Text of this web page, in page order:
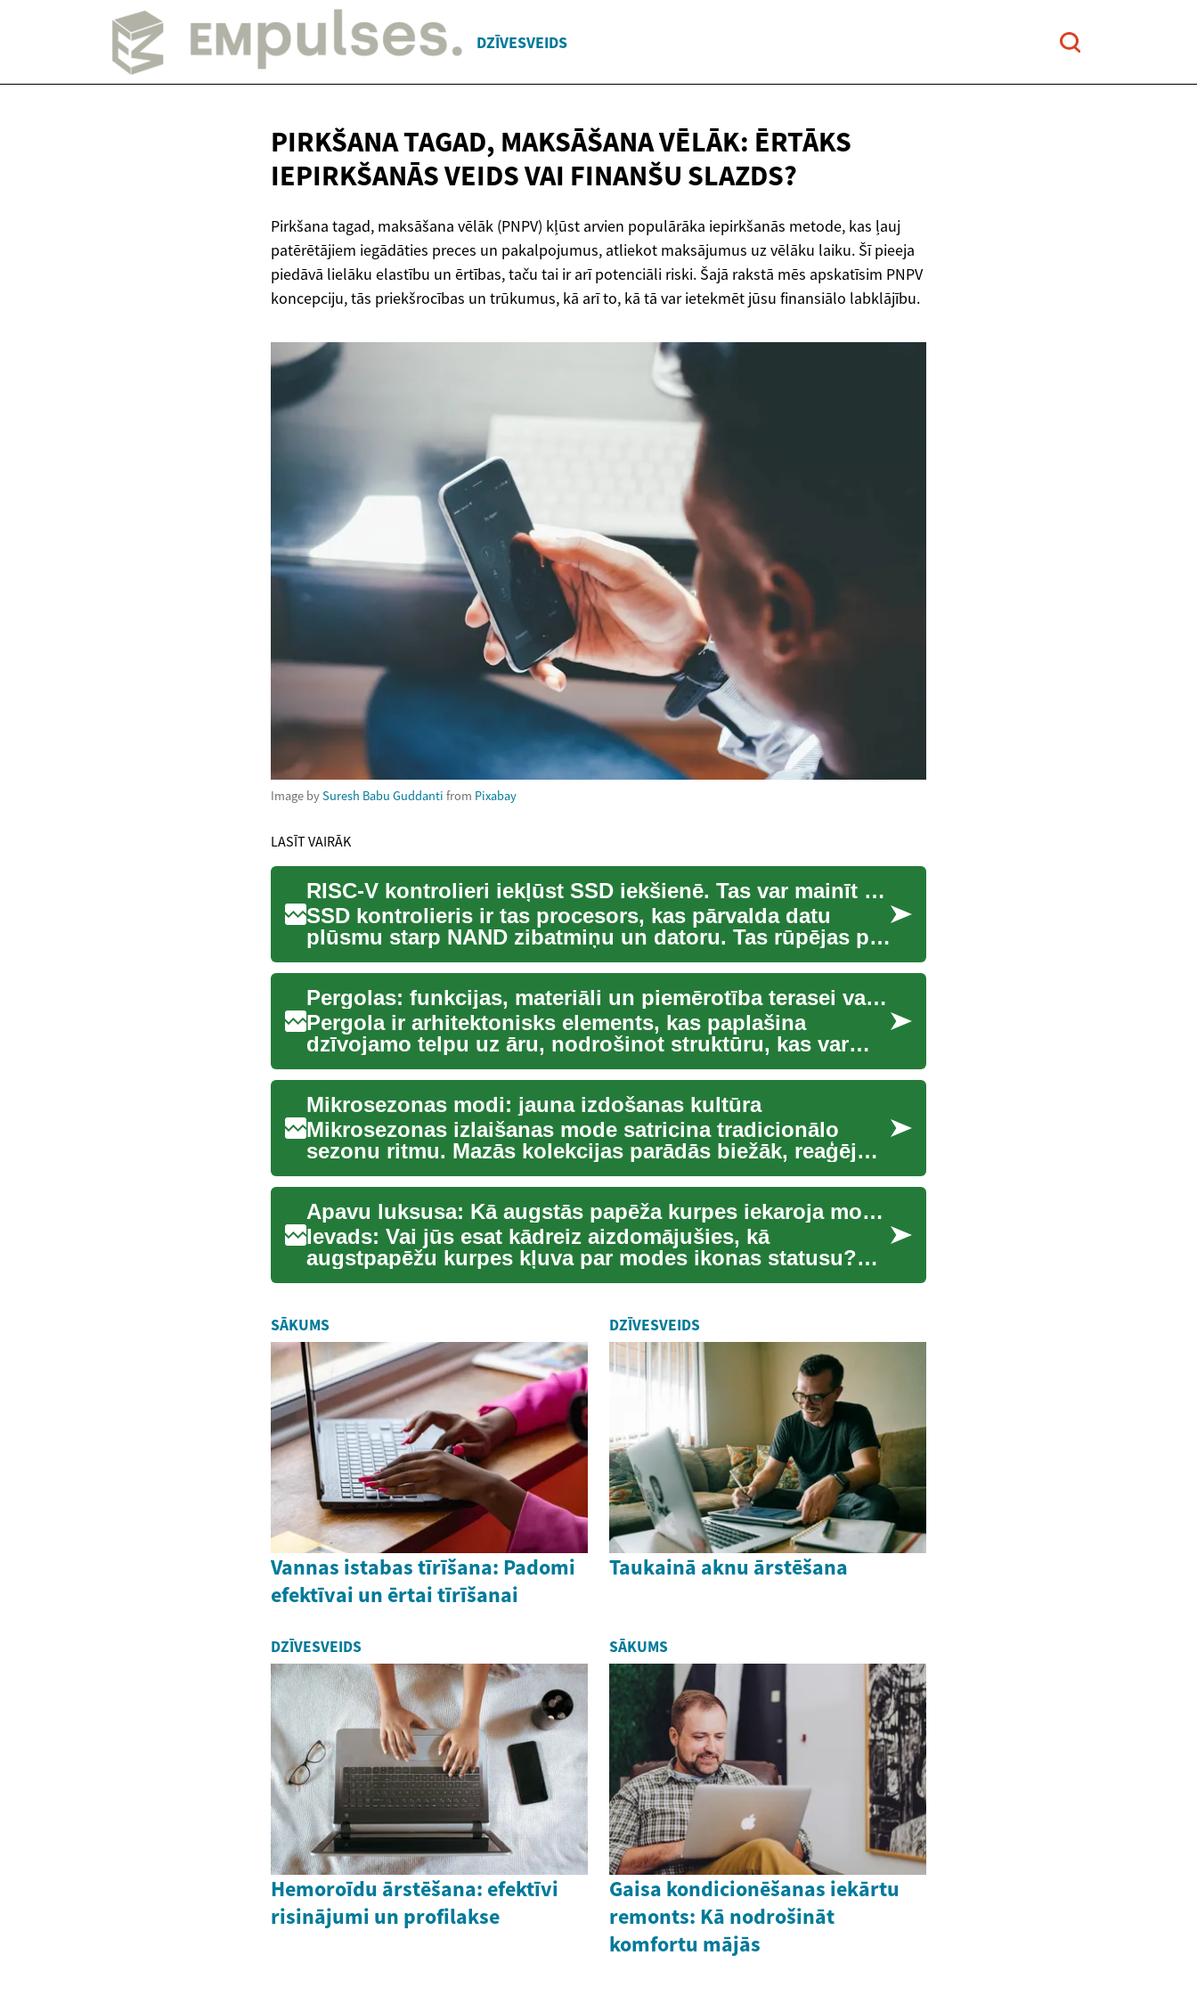
DZĪVESVEIDS
PIRKŠANA TAGAD, MAKSĀŠANA VĒLĀK: ĒRTĀKS
IEPIRKŠANĀS VEIDS VAI FINANŠU SLAZDS?
Pirkšana tagad, maksāšana vēlāk (PNPV) kļūst arvien populārāka iepirkšanās metode, kas ļauj
patērētājiem iegādāties preces un pakalpojumus, atliekot maksājumus uz vēlāku laiku. Šī pieeja
piedāvā lielāku elastību un ērtības, taču tai ir arī potenciāli riski. Šajā rakstā mēs apskatīsim PNPV
koncepciju, tās priekšrocības un trūkumus, kā arī to, kā tā var ietekmēt jūsu finansiālo labklājību.
Image bySuresh Babu Guddanti from Pixabay
LASĪT VAIRĀK
RISC‑V kontrolieri iekļūst SSD iekšienē. Tas var mainīt datu drošību, piegādes ķēdes pārredzamību un ražotāju elastību. Agrāk SSD kontrolieri balstījās uz slēgtiem ARM vai patentētiem risinājumiem. RISC‑V atver iespējas atvērtai programmaparatūrai, pielāgošanai un ārējiem auditiem. Šajā rakstā apskatīšu vēsturi, jaunākos paziņojumus, tipiskus produktu cenu diapazonus, tirgus ietekmi un iespējamos drošības riskus. Lasītājs saņems praktisku skaidrojumu, tehnisku analīzi un īsus secinājumus.
SSD kontrolieris ir tas procesors, kas pārvalda datu
plūsmu starp NAND zibatmiņu un datoru. Tas rūpējas par
kļūdu lab...
Pergolas: funkcijas, materiāli un piemērotība terasei vai dārzam
Pergola ir arhitektonisks elements, kas paplašina
dzīvojamo telpu uz āru, nodrošinot struktūru, kas var
sniegt ēnu, e...
Mikrosezonas modi: jauna izdošanas kultūra
Mikrosezonas izlaišanas mode satricina tradicionālo
sezonu ritmu. Mazās kolekcijas parādās biežāk, reaģējot
uz īslaic...
Apavu luksusa: Kā augstās papēža kurpes iekaroja modes pasauli
Ievads: Vai jūs esat kādreiz aizdomājušies, kā
augstpapēžu kurpes kļuva par modes ikonas statusu?
No sākuma funkcionā...
SĀKUMS
Vannas istabas tīrīšana: Padomi
efektīvai un ērtai tīrīšanai
DZĪVESVEIDS
Taukainā aknu ārstēšana
DZĪVESVEIDS
Hemoroīdu ārstēšana: efektīvi
risinājumi un profilakse
SĀKUMS
Gaisa kondicionēšanas iekārtu
remonts: Kā nodrošināt
komfortu mājās